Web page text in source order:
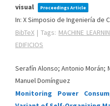
visual
Proceedings Article
In: X Simposio de Ingeniería de
BibTeX| Tags: MACHINE
EDIFICIOS
Serafín Alonso; Antonio Morán;
Manuel Domínguez
Monitoring Power